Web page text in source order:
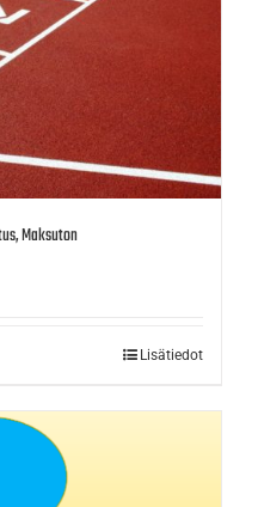
Maksuton
Lisätiedot